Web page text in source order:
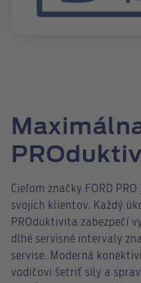
Cieľom značky FORD
svojich klientov. Každý
PROduktivita zabezpečí
dlhé servisné intervaly
servise. Moderná
vodičovi šetriť sily a